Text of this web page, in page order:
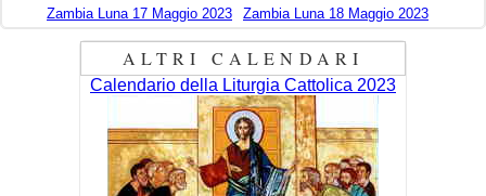
Zambia Luna 17 Maggio 2023
Zambia Luna 18 Maggio 2023
ALTRI CALENDARI
Calendario della Liturgia Cattolica 2023